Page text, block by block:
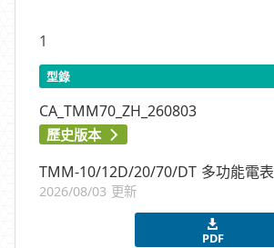
1
型錄
CA_TMM70_ZH_260803
歷史版本
TMM-10/12D/20/70/DT 多功能電表
2026/08/03 更新
PDF